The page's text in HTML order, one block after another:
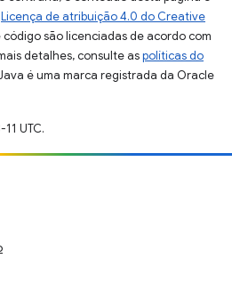
Licença de atribuição 4.0 do Creative
código são licenciadas de acordo com
detalhes, consulte aspolíticas do
é uma marca registrada da Oracle
UTC.